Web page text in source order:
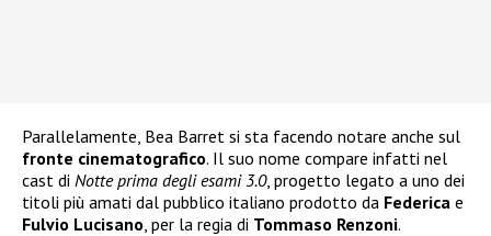
Parallelamente, Bea Barret si sta facendo notare anche sul
fronte cinematografico. Il suo nome compare infatti nel
cast di Notte prima degli esami 3.0, progetto legato a uno dei
titoli più amati dal pubblico italiano prodotto da Federica e
Fulvio Lucisano , per la regia di Tommaso Renzoni.